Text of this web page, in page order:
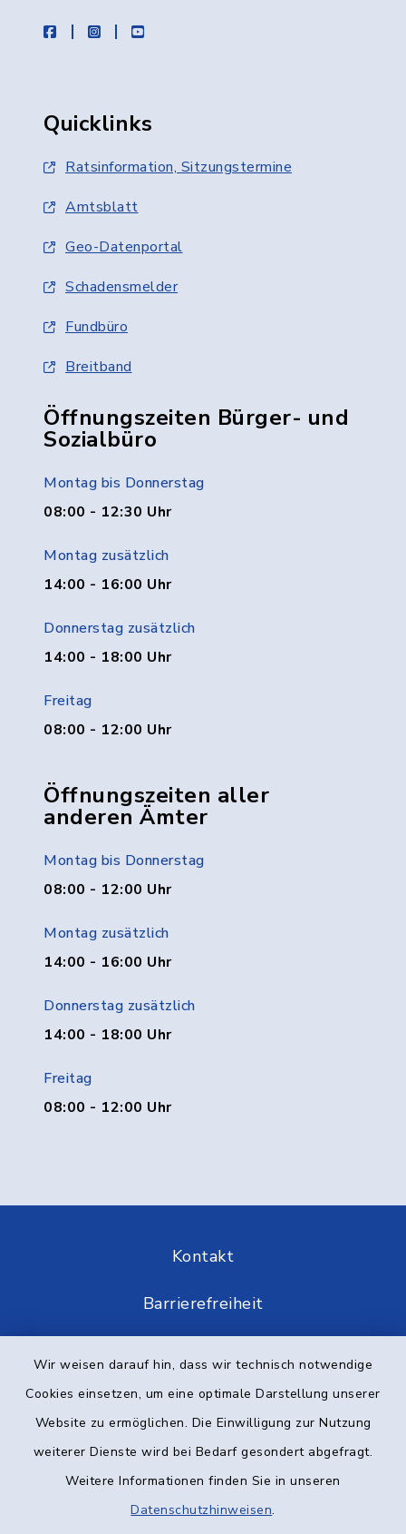
Wir weisen darauf hin, dass wir technisch notwendige
Cookies einsetzen, um eine optimale Darstellung unserer
Website zu ermöglichen. Die Einwilligung zur Nutzung
weiterer Dienste wird bei Bedarf gesondert abgefragt.
Weitere Informationen finden Sie in unseren
Datenschutzhinweisen.
facebookinstagramyoutube
Quicklinks
Ratsinformation, Sitzungstermine
Amtsblatt
Geo-Datenportal
Schadensmelder
Fundbüro
Breitband
Öffnungszeiten Bürger- und
Sozialbüro
Montag bis Donnerstag
08:00 - 12:30 Uhr
Montag zusätzlich
14:00 - 16:00 Uhr
Donnerstag zusätzlich
14:00 - 18:00 Uhr
Freitag
08:00 - 12:00 Uhr
Öffnungszeiten aller
anderen Ämter
Montag bis Donnerstag
08:00 - 12:00 Uhr
Montag zusätzlich
14:00 - 16:00 Uhr
Donnerstag zusätzlich
14:00 - 18:00 Uhr
Freitag
08:00 - 12:00 Uhr
Kontakt
Barrierefreiheit
Impressum
Elektronische Kommunikation
Sitemap